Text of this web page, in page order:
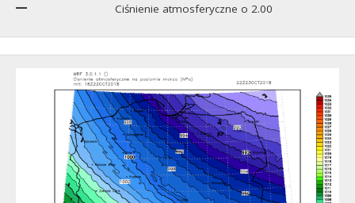
Ciśnienie atmosferyczne o 2.00